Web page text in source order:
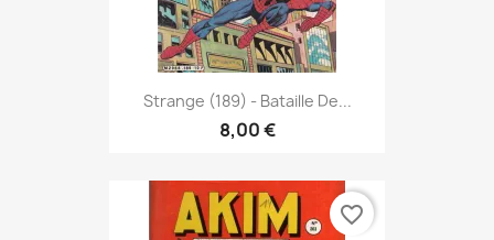
Strange (189) - Bataille De...
8,00 €
favorite_border